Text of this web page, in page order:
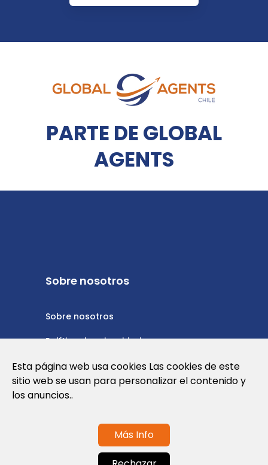
PARTE DE GLOBAL
AGENTS
Sobre nosotros
Sobre nosotros
Política de privacidad
Política de cookies
Nota Legal y Condiciones de Uso de la
Contáctanos
Esta página web usa cookies Las cookies de este
sitio web se usan para personalizar el contenido y
los anuncios..
Más Info